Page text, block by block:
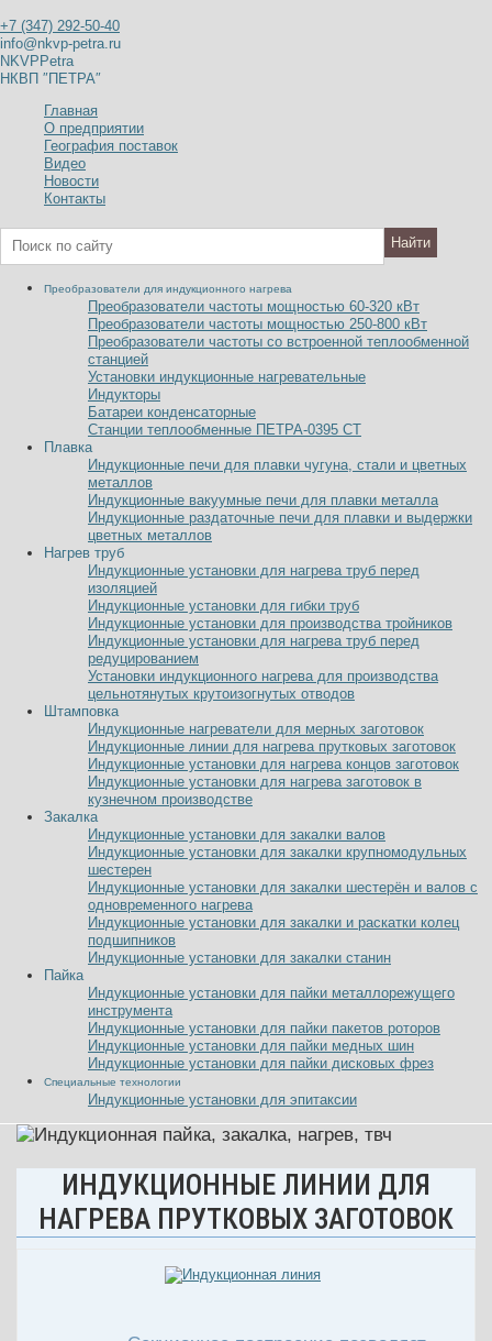
+7 (347) 292-50-40
info@nkvp-petra.ru
NKVPPetra
НКВП ″ПЕТРА″
Главная
О предприятии
География поставок
Видео
Новости
Контакты
Преобразователи для индукционного нагрева
Преобразователи частоты мощностью 60-320 кВт
Преобразователи частоты мощностью 250-800 кВт
Преобразователи частоты со встроенной теплообменной
станцией
Установки индукционные нагревательные
Индукторы
Батареи конденсаторные
Станции теплообменные ПЕТРА-0395 СТ
Плавка
Индукционные печи для плавки чугуна, стали и цветных
металлов
Индукционные вакуумные печи для плавки металла
Индукционные раздаточные печи для плавки и выдержки
цветных металлов
Нагрев труб
Индукционные установки для нагрева труб перед
изоляцией
Индукционные установки для гибки труб
Индукционные установки для производства тройников
Индукционные установки для нагрева труб перед
редуцированием
Установки индукционного нагрева для производства
цельнотянутых крутоизогнутых отводов
Штамповка
Индукционные нагреватели для мерных заготовок
Индукционные линии для нагрева прутковых заготовок
Индукционные установки для нагрева концов заготовок
Индукционные установки для нагрева заготовок в
кузнечном производстве
Закалка
Индукционные установки для закалки валов
Индукционные установки для закалки крупномодульных
шестерен
Индукционные установки для закалки шестерён и валов с
одновременного нагрева
Индукционные установки для закалки и раскатки колец
подшипников
Индукционные установки для закалки станин
Пайка
Индукционные установки для пайки металлорежущего
инструмента
Индукционные установки для пайки пакетов роторов
Индукционные установки для пайки медных шин
Индукционные установки для пайки дисковых фрез
Специальные технологии
Индукционные установки для эпитаксии
ИНДУКЦИОННЫЕ ЛИНИИ ДЛЯ
НАГРЕВА ПРУТКОВЫХ ЗАГОТОВОК